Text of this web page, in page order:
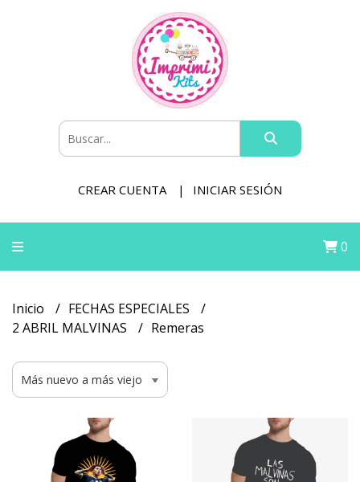
CREAR CUENTA INICIAR SESIÓN
0
Inicio
FECHAS ESPECIALES
2 ABRIL MALVINAS
Remeras